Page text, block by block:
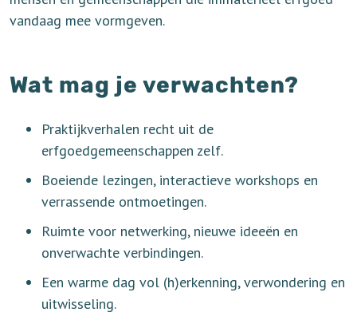
vandaag mee vormgeven.
Wat mag je verwachten?
Praktijkverhalen recht uit de
erfgoedgemeenschappen zelf.
Boeiende lezingen, interactieve workshops en
verrassende ontmoetingen.
Ruimte voor netwerking, nieuwe ideeën en
onverwachte verbindingen.
Een warme dag vol (h)erkenning, verwondering en
uitwisseling.